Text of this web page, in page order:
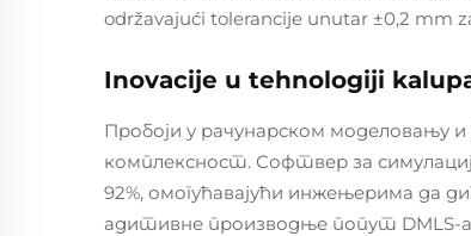
održavajući tolerancije unutar ±0,2 mm
Inovacije u tehnologiji
Пробоји у рачунарском моделовању
комплексност. Софтвер за
92%, омогућавајући инжењерима да
адитивне производње попут DMLS-а